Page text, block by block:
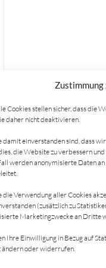
Zustimmung
Cookies stellen sicher, dass die
daher nicht deaktivieren.
damit einverstanden sind, dass
die Website zu verbessern
werden anonymisierte Daten
die Verwendung aller Cookies
(zusätzlich zu
Marketingzwecke an Dritte
Ihre Einwilligung in Bezug auf
ändern oder widerrufen.
ist mir wichtig.
geben wollen,
Feedback-